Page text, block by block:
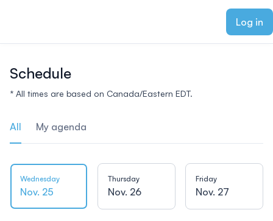
Log in
Schedule
* All times are based on Canada/Eastern EDT.
All My agenda
Wednesday
Nov. 25
Thursday
Nov. 26
Friday
Nov. 27